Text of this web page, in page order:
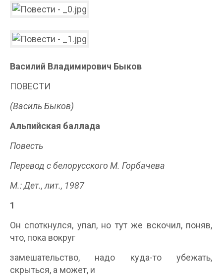
Василий Владимирович Быков
ПОВЕСТИ
(Василь Быков)
Альпийская баллада
Повесть
Перевод с белорусского М. Горбачева
М.: Дет., лит., 1987
1
Он споткнулся, упал, но тут же вскочил, поняв,
что, пока вокруг
замешательство, надо куда-то убежать,
скрыться, а может, и